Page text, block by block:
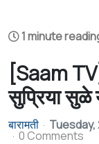
1 minute
[Saam
सुप्रिया सुळे
बारामती
0 Comments